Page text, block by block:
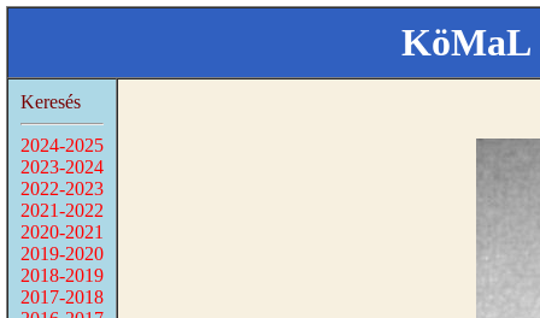
KöMaL
Keresés
2024-2025
2023-2024
2022-2023
2021-2022
2020-2021
2019-2020
2018-2019
2017-2018